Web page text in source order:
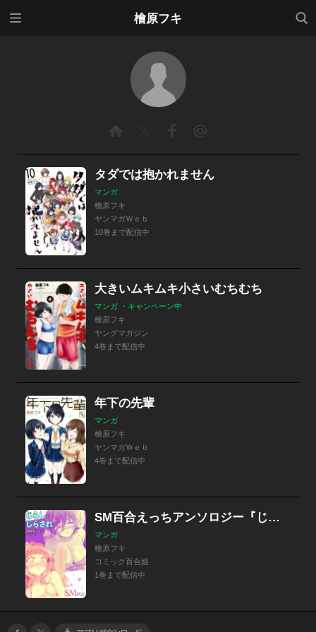
檜原フキ
検索
タダでは抱かれません
マンガ
檜原フキ
ヤンマガＷｅｂ
10巻まで配信中
大きいムキムキ小さいむちむち
マンガ ・キャンペーン中
檜原フキ
ヤングマガジン
4巻まで配信中
年下の先輩
マンガ
檜原フキ
ヤンマガＷｅｂ
4巻まで配信中
SM百合えっちアンソロジー『じらしじらされ』【単話】
マンガ
檜原フキ
コミック百合姫
1巻まで配信中